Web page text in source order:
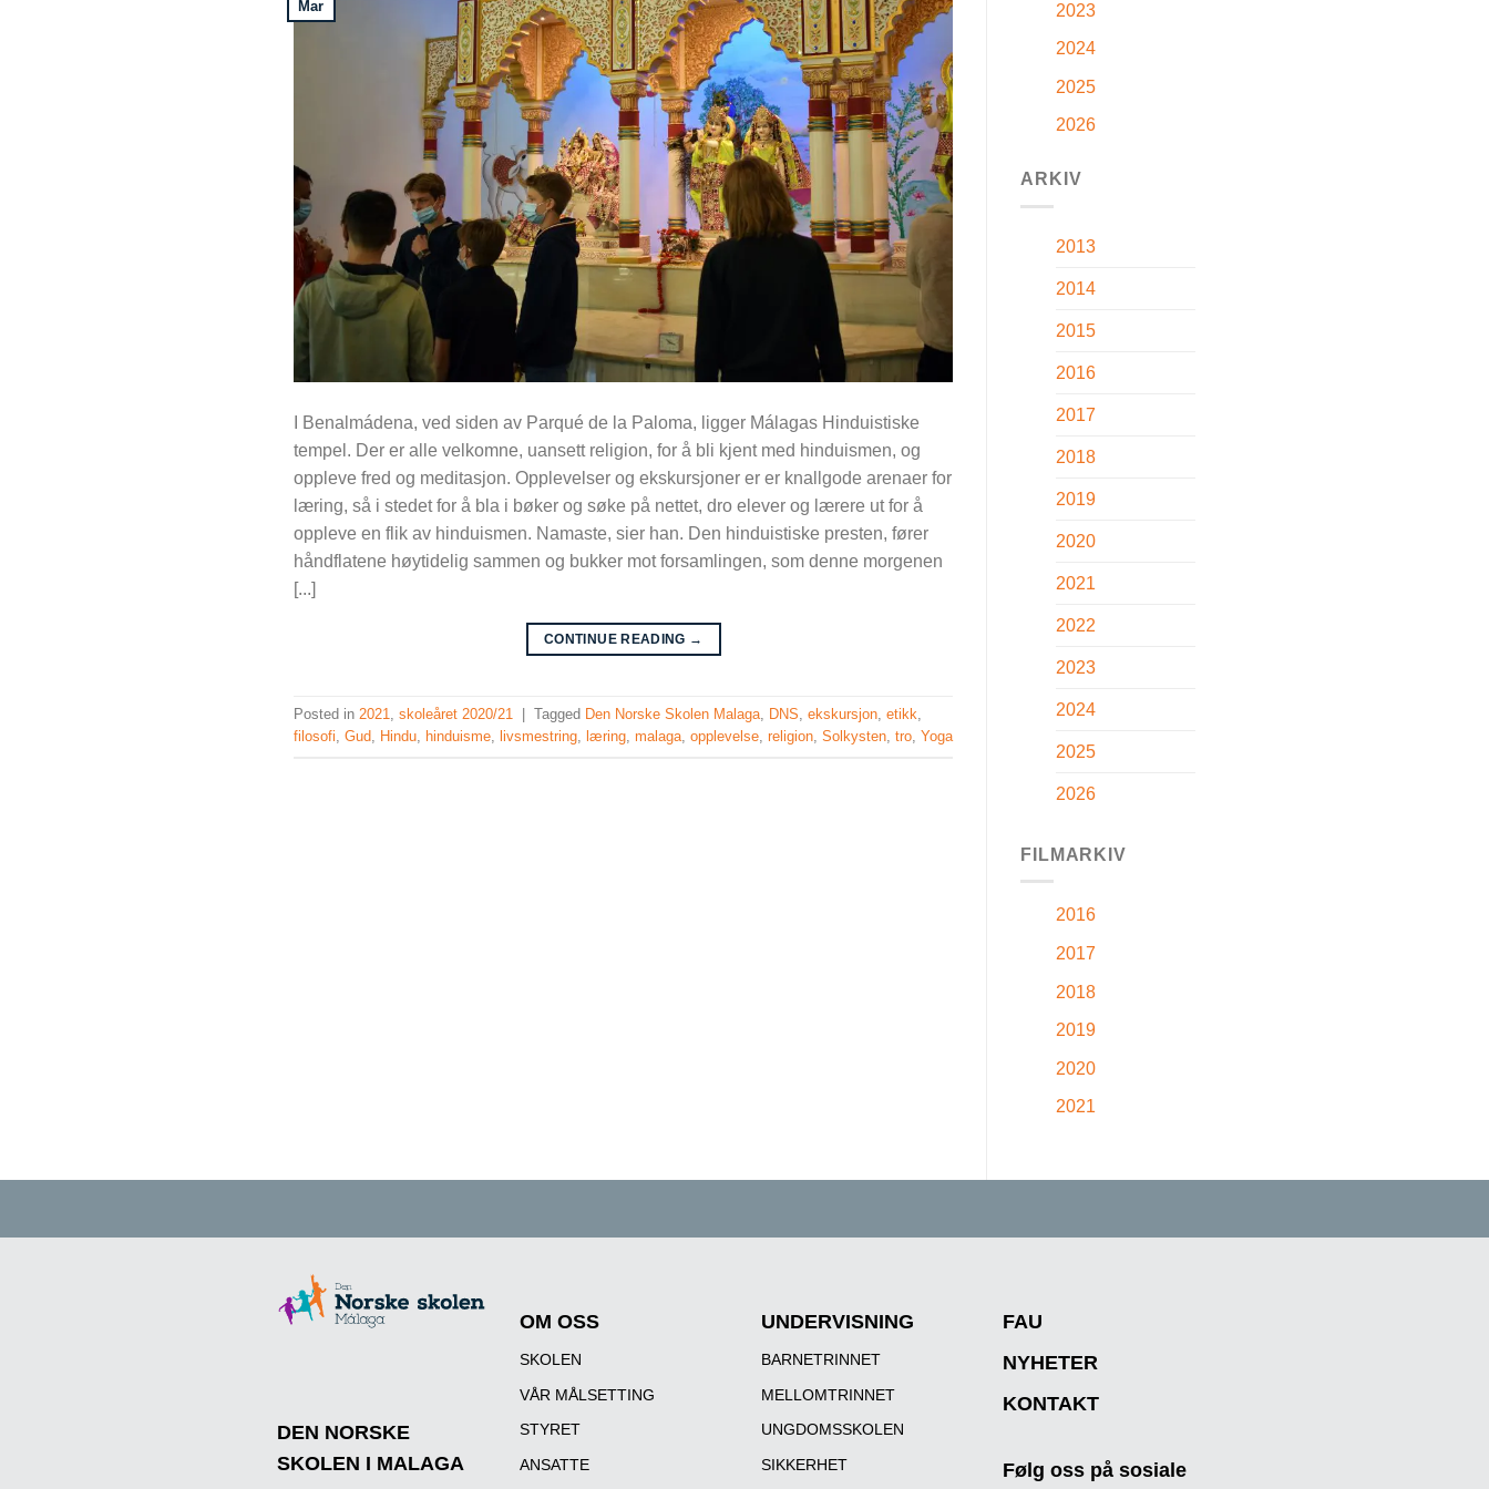
Mar
I Benalmádena, ved siden av Parqué de la Paloma, ligger Málagas Hinduistiske
tempel. Der er alle velkomne, uansett religion, for å bli kjent med hinduismen, og
oppleve fred og meditasjon. Opplevelser og ekskursjoner er er knallgode arenaer for
læring, så i stedet for å bla i bøker og søke på nettet, dro elever og lærere ut for å
oppleve en flik av hinduismen. Namaste, sier han. Den hinduistiske presten, fører
håndflatene høytidelig sammen og bukker mot forsamlingen, som denne morgenen
[...]
CONTINUE READING →
Posted in2021,skoleåret 2020/21 Tagged Den Norske Skolen Malaga, DNS,ekskursjon,etikk,
filosofi,Gud, Hindu, hinduisme, livsmestring, læring,malaga,opplevelse,religion,Solkysten,tro,Yoga
2023
2024
2025
2026
ARKIV
2013
2014
2015
2016
2017
2018
2019
2020
2021
2022
2023
2024
2025
2026
FILMARKIV
2016
2017
2018
2019
2020
2021
DEN NORSKE
SKOLEN I MALAGA
OM OSS
SKOLEN
VÅR MÅLSETTING
STYRET
ANSATTE
UNDERVISNING
BARNETRINNET
MELLOMTRINNET
UNGDOMSSKOLEN
SIKKERHET
FAU
NYHETER
KONTAKT
Følg oss på sosiale